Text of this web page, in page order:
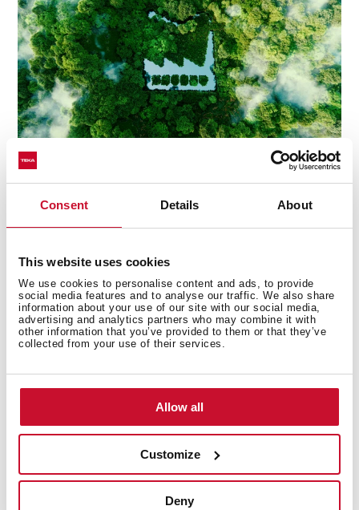
Consent Details About
This website uses cookies
We use cookies to personalise content and ads, to provide
social media features and to analyse our traffic. We also share
information about your use of our site with our social media,
advertising and analytics partners who may combine it with
other information that you’ve provided to them or that they’ve
collected from your use of their services.
Allow all
Customize
Deny
Technické detaily
Edícia Urban Colors
Systém čistenia HydroClean® PRO
4" TFT displej a dva otočné ovládače
Osobný asistent varenia (20 receptov)
SlowCook: varenie pri nízkej teplote